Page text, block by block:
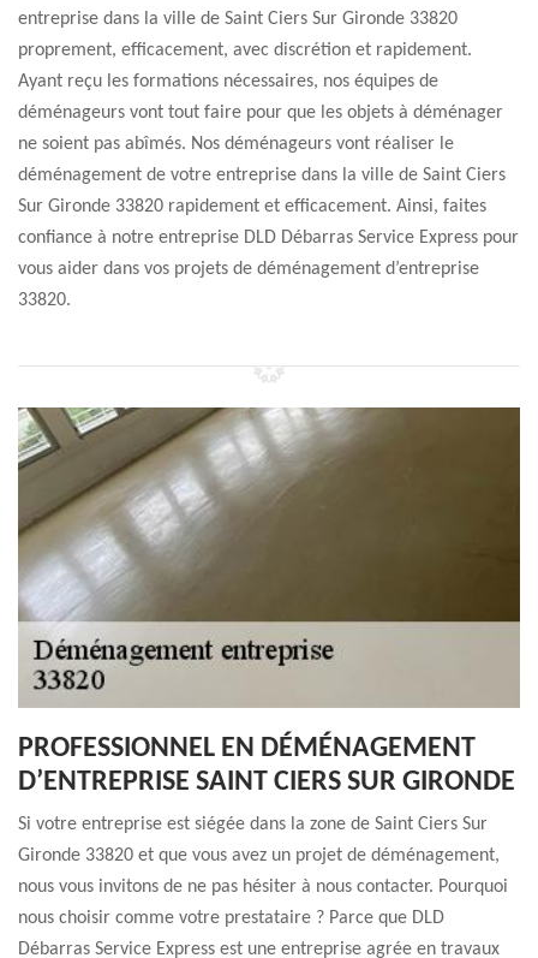
entreprise dans la ville de Saint Ciers Sur Gironde 33820
proprement, efficacement, avec discrétion et rapidement.
Ayant reçu les formations nécessaires, nos équipes de
déménageurs vont tout faire pour que les objets à déménager
ne soient pas abîmés. Nos déménageurs vont réaliser le
déménagement de votre entreprise dans la ville de Saint Ciers
Sur Gironde 33820 rapidement et efficacement. Ainsi, faites
confiance à notre entreprise DLD Débarras Service Express pour
vous aider dans vos projets de déménagement d’entreprise
33820.
PROFESSIONNEL EN DÉMÉNAGEMENT
D’ENTREPRISE SAINT CIERS SUR GIRONDE
Si votre entreprise est siégée dans la zone de Saint Ciers Sur
Gironde 33820 et que vous avez un projet de déménagement,
nous vous invitons de ne pas hésiter à nous contacter. Pourquoi
nous choisir comme votre prestataire ? Parce que DLD
Débarras Service Express est une entreprise agrée en travaux